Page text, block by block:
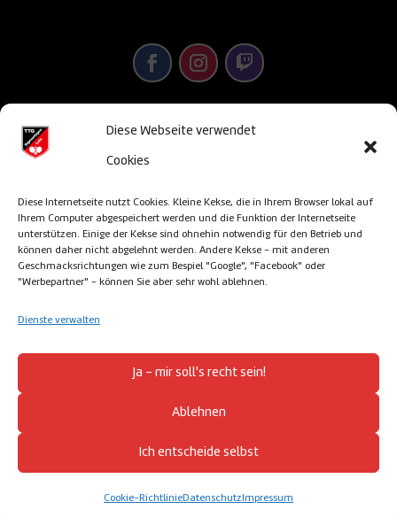
Diese Webseite verwendet
Cookies
Diese Internetseite nutzt Cookies. Kleine Kekse, die in Ihrem Browser lokal auf
Ihrem Computer abgespeichert werden und die Funktion der Internetseite
unterstützen. Einige der Kekse sind ohnehin notwendig für den Betrieb und
können daher nicht abgelehnt werden. Andere Kekse - mit anderen
Geschmacksrichtungen wie zum Bespiel "Google", "Facebook" oder
"Werbepartner" - können Sie aber sehr wohl ablehnen.
Dienste verwalten
Ja - mir soll's recht sein!
Ablehnen
Ich entscheide selbst
Cookie-RichtlinieDatenschutz Impressum
© TTG Sigmaringen/Laiz 2013-2026 –
Impressum
Datenschutz